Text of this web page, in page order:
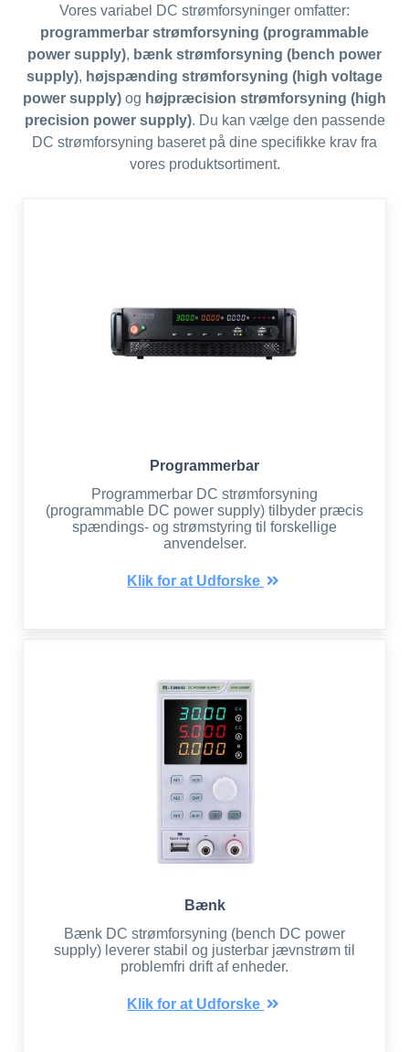
Vores variabel DC strømforsyninger omfatter:
programmerbar strømforsyning (programmable
power supply), bænk strømforsyning (bench power
supply), højspænding strømforsyning (high voltage
power supply) og højpræcision strømforsyning (high
precision power supply). Du kan vælge den passende
DC strømforsyning baseret på dine specifikke krav fra
vores produktsortiment.
Programmerbar
Programmerbar DC strømforsyning
(programmable DC power supply) tilbyder præcis
spændings- og strømstyring til forskellige
anvendelser.
Klik for at Udforske
Bænk
Bænk DC strømforsyning (bench DC power
supply) leverer stabil og justerbar jævnstrøm til
problemfri drift af enheder.
Klik for at Udforske